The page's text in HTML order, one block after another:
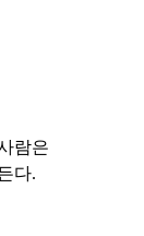
람은
다.